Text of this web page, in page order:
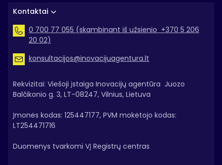
Kontaktai
0 700 77 055 (skambinant iš užsienio +370 5 206
20 02)
konsultacijos@inovacijuagentura.lt
Rekvizitai: Viešoji įstaiga Inovacijų agentūra Juozo
Balčikonio g. 3, LT-08247, Vilnius, Lietuva
Įmonės kodas: 125447177, PVM mokėtojo kodas:
LT254471716
Duomenys tvarkomi VĮ Registrų centras